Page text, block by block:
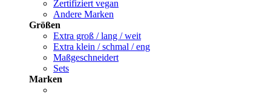
Zertifiziert vegan
Andere Marken
Größen
Extra groß / lang / weit
Extra klein / schmal / eng
Maßgeschneidert
Sets
Marken